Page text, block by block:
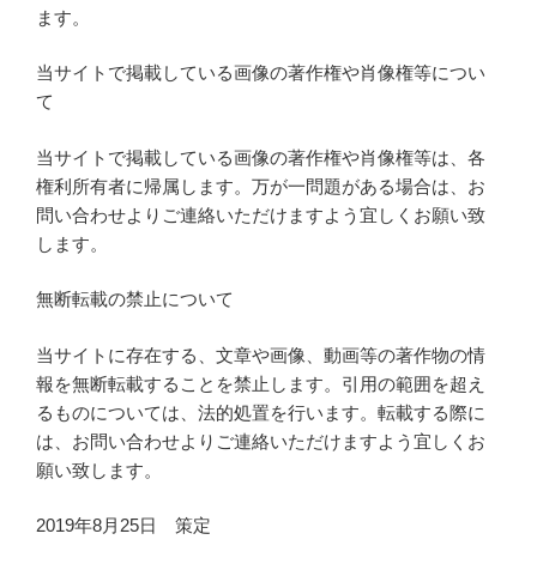
ます。
当サイトで掲載している画像の著作権や肖像権等につい
て
当サイトで掲載している画像の著作権や肖像権等は、各
権利所有者に帰属します。万が一問題がある場合は、お
問い合わせよりご連絡いただけますよう宜しくお願い致
します。
無断転載の禁止について
当サイトに存在する、文章や画像、動画等の著作物の情
報を無断転載することを禁止します。引用の範囲を超え
るものについては、法的処置を行います。転載する際に
は、お問い合わせよりご連絡いただけますよう宜しくお
願い致します。
2019年8月25日 策定